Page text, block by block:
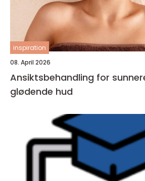
inspiration
08. April 2026
Ansiktsbehandling for
glødende hud